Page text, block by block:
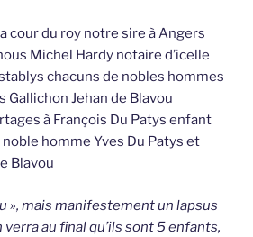
cour du roy notre sire à Angers
Michel Hardy notaire d’icelle
chacuns de nobles hommes
Gallichon Jehan de Blavou
à François Du Patys enfant
homme Yves Du Patys et
Blavou
», mais manifestement un lapsus
au final qu’ils sont 5 enfants,